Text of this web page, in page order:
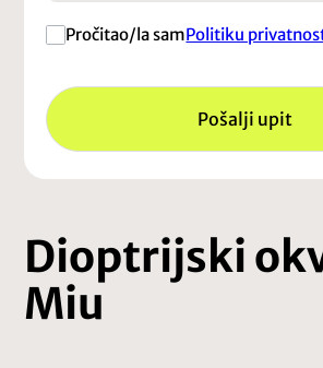
Dioptrijski
Miu
Pročitao/la samPolitiku
Pošalji upit